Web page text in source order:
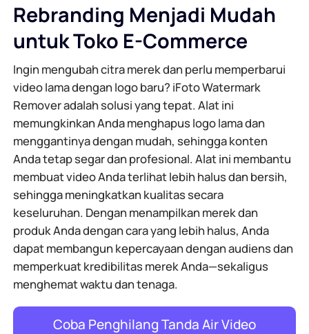
Rebranding Menjadi Mudah
untuk Toko E-Commerce
Ingin mengubah citra merek dan perlu memperbarui
video lama dengan logo baru? iFoto Watermark
Remover adalah solusi yang tepat. Alat ini
memungkinkan Anda menghapus logo lama dan
menggantinya dengan mudah, sehingga konten
Anda tetap segar dan profesional. Alat ini membantu
membuat video Anda terlihat lebih halus dan bersih,
sehingga meningkatkan kualitas secara
keseluruhan. Dengan menampilkan merek dan
produk Anda dengan cara yang lebih halus, Anda
dapat membangun kepercayaan dengan audiens dan
memperkuat kredibilitas merek Anda—sekaligus
menghemat waktu dan tenaga.
Coba Penghilang Tanda Air Video